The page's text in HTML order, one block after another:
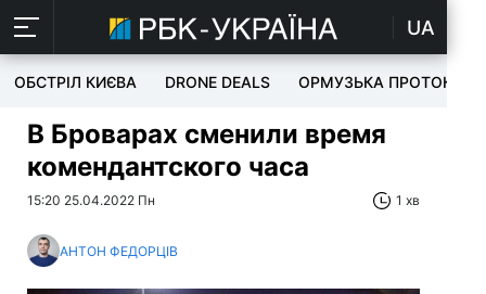
UA
ОБСТРІЛ КИЄВА DRONE DEALS ОРМУЗЬКА ПРОТОКА
В Броварах сменили время
комендантского часа
15:20 25.04.2022 Пн 1 хв
АНТОН ФЕДОРЦІВ